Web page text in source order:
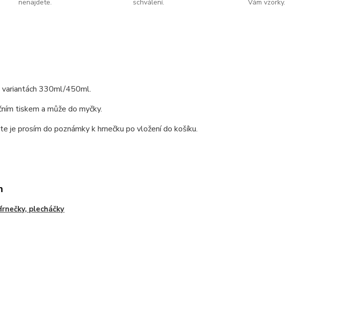
nenajdete.
schválení.
Vám vzorky.
variantách 330ml/450ml.
tiskem a může do myčky.
je prosím do poznámky k hrnečku po vložení do košíku.
plecháčky